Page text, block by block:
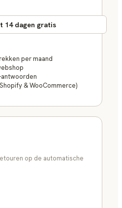
14 dagen gratis
per maand
antwoorden
& WooCommerce)
op de automatische